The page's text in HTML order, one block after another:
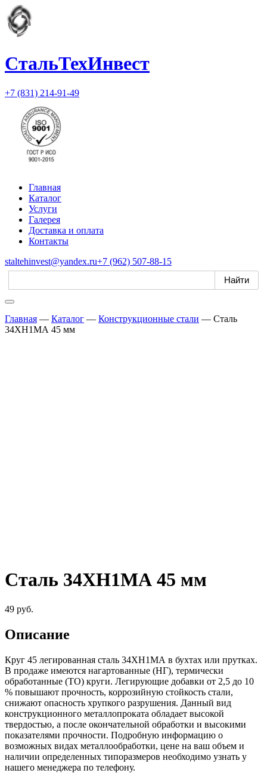
СтальТехИнвест
+7 (831) 214-91-49
Главная
Каталог
Услуги
Галерея
Доставка и оплата
Контакты
staltehinvest@yandex.ru+7 (962) 507-88-15
Главная — Каталог — Конструкционные стали — Сталь
34ХН1МА 45 мм
Сталь 34ХН1МА 45 мм
49 руб.
Описание
Круг 45 легированная сталь 34ХН1МА в бухтах или прутках.
В продаже имеются нагартованные (НГ), термически
обработанные (ТО) круги. Легирующие добавки от 2,5 до 10
% повышают прочность, коррозийную стойкость стали,
снижают опасность хрупкого разрушения. Данный вид
конструкционного металлопроката обладает высокой
твердостью, а после окончательной обработки и высокими
показателями прочности. Подробную информацию о
возможных видах металлообработки, цене на ваш объем и
наличии определенных типоразмеров необходимо узнать у
нашего менеджера по телефону.